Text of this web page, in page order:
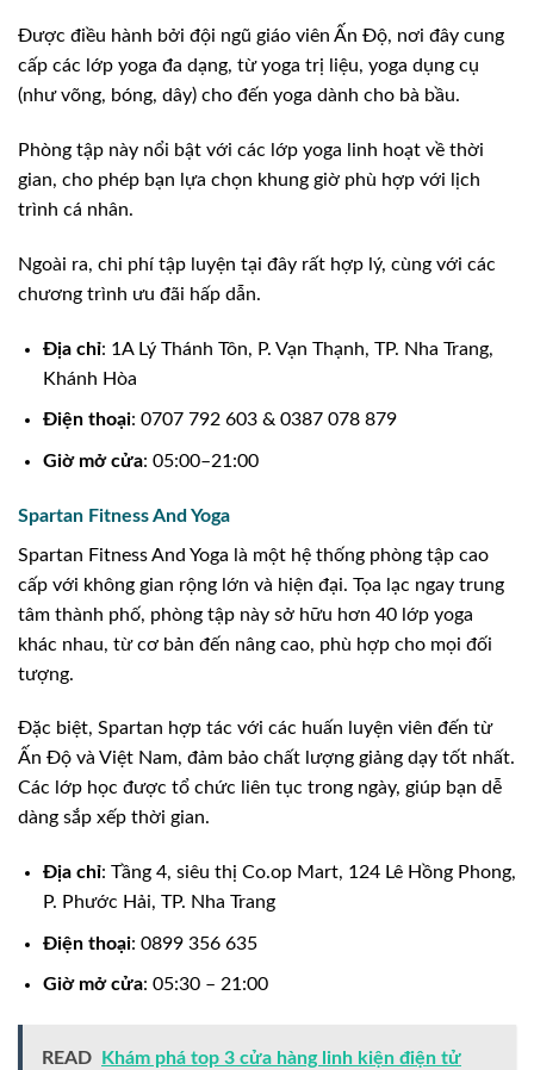
Được điều hành bởi đội ngũ giáo viên Ấn Độ, nơi đây cung
cấp các lớp yoga đa dạng, từ yoga trị liệu, yoga dụng cụ
(như võng, bóng, dây) cho đến yoga dành cho bà bầu.
Phòng tập này nổi bật với các lớp yoga linh hoạt về thời
gian, cho phép bạn lựa chọn khung giờ phù hợp với lịch
trình cá nhân.
Ngoài ra, chi phí tập luyện tại đây rất hợp lý, cùng với các
chương trình ưu đãi hấp dẫn.
Địa chỉ: 1A Lý Thánh Tôn, P. Vạn Thạnh, TP. Nha Trang,
Khánh Hòa
Điện thoại: 0707 792 603 & 0387 078 879
Giờ mở cửa: 05:00–21:00
Spartan Fitness And Yoga
Spartan Fitness And Yoga là một hệ thống phòng tập cao
cấp với không gian rộng lớn và hiện đại. Tọa lạc ngay trung
tâm thành phố, phòng tập này sở hữu hơn 40 lớp yoga
khác nhau, từ cơ bản đến nâng cao, phù hợp cho mọi đối
tượng.
Đặc biệt, Spartan hợp tác với các huấn luyện viên đến từ
Ấn Độ và Việt Nam, đảm bảo chất lượng giảng dạy tốt nhất.
Các lớp học được tổ chức liên tục trong ngày, giúp bạn dễ
dàng sắp xếp thời gian.
Địa chỉ: Tầng 4, siêu thị Co.op Mart, 124 Lê Hồng Phong,
P. Phước Hải, TP. Nha Trang
Điện thoại: 0899 356 635
Giờ mở cửa: 05:30 – 21:00
READ
Khám phá top 3 cửa hàng linh kiện điện tử